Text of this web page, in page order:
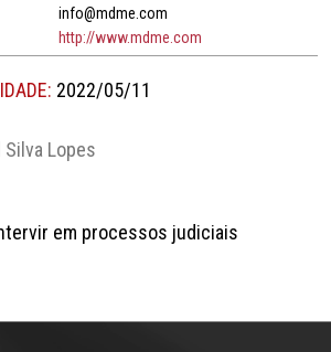
info@mdme.com
http://www.mdme.com
2022/05/11
Silva Lopes
em processos judiciais